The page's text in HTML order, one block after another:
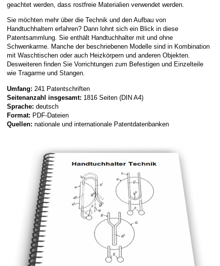
geachtet werden, dass rostfreie Materialien verwendet werden.
Sie möchten mehr über die Technik und den Aufbau von
Handtuchhaltern erfahren? Dann lohnt sich ein Blick in diese
Patentsammlung. Sie enthält Handtuchhalter mit und ohne
Schwenkarme. Manche der beschriebenen Modelle sind in Kombination
mit Waschtischen oder auch Heizkörpern und anderen Objekten.
Desweiteren finden Sie Vorrichtungen zum Befestigen und Einzelteile
wie Tragarme und Stangen.
Umfang: 241 Patentschriften
Seitenanzahl insgesamt: 1816 Seiten (DIN A4)
Sprache: deutsch
Format: PDF-Dateien
Quellen: nationale und internationale Patentdatenbanken